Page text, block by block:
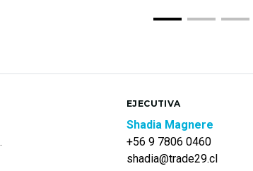
EJECUTIVA
Shadia Magnere
+56 9 7806 0460
shadia@trade29.cl